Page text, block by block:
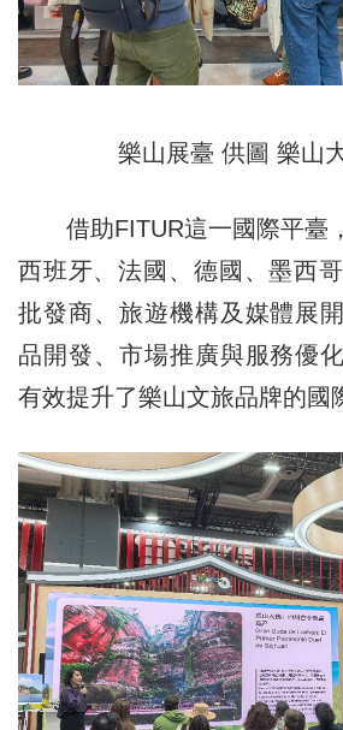
樂山展臺 供圖 樂山
借助FITUR這一國際平臺
西班牙、法國、德國、墨西
批發商、旅遊機構及媒體展
品開發、市場推廣與服務優
有效提升了樂山文旅品牌的國